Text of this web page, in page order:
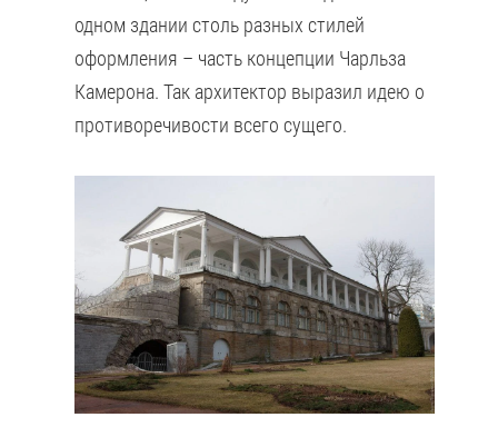
одном здании столь разных стилей
оформления – часть концепции Чарльза
Камерона. Так архитектор выразил идею о
противоречивости всего сущего.